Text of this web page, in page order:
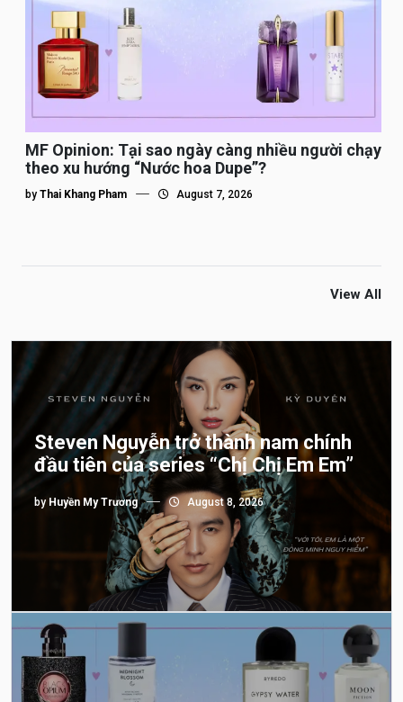
MF Opinion: Tại sao ngày càng nhiều người chạy
theo xu hướng “Nước hoa Dupe”?
by Thai Khang Pham August 7, 2026
View All
Steven Nguyễn trở thành nam chính
đầu tiên của series “Chị Chị Em Em”
by Huyền My Trương August 8, 2026